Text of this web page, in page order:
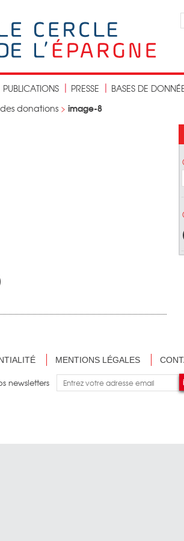
PUBLICATIONS PRESSE
BASES DE
donations > image-8
MENTIONS LÉGALES
newsletters